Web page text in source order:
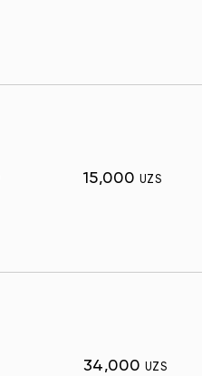
15,000 UZS
34,000 UZS